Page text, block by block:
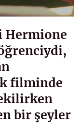
filminde
bir şeyler